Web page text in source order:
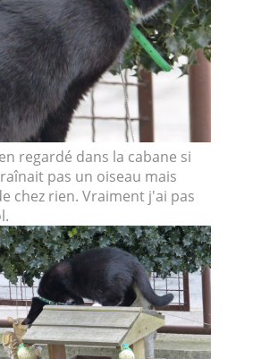
regardé dans la cabane si
pas un oiseau mais
chez rien. Vraiment j'ai pas